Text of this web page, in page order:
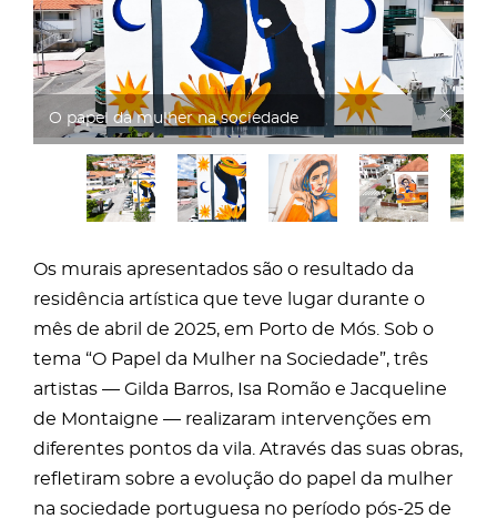
O papel da mulher na sociedade
Os murais apresentados são o resultado da
residência artística que teve lugar durante o
mês de abril de 2025, em Porto de Mós. Sob o
tema “O Papel da Mulher na Sociedade”, três
artistas — Gilda Barros, Isa Romão e Jacqueline
de Montaigne — realizaram intervenções em
diferentes pontos da vila. Através das suas obras,
refletiram sobre a evolução do papel da mulher
na sociedade portuguesa no período pós-25 de